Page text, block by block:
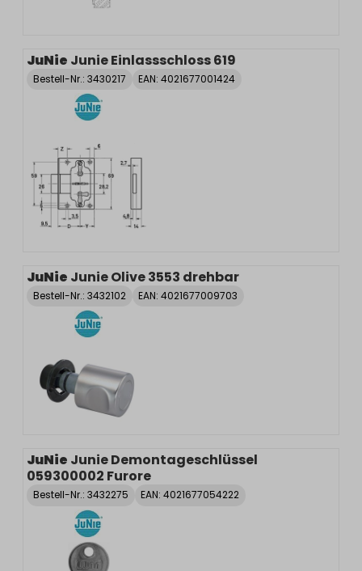
JuNie Junie Einlassschloss 619
Bestell-Nr.: 3430217 EAN: 4021677001424
JuNie Junie Olive 3553 drehbar
Bestell-Nr.: 3432102 EAN: 4021677009703
JuNie Junie Demontageschlüssel
059300002 Furore
Bestell-Nr.: 3432275 EAN: 4021677054222